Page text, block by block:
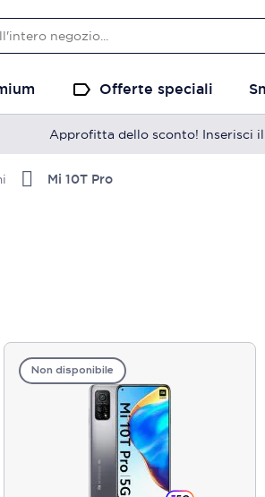
Offerte speciali
Approfitta dello sconto! Inserisci
Mi 10T Pro
Non disponibile